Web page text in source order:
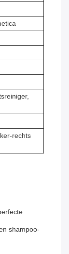
rechts
shampoo-